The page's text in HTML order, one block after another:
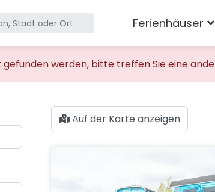
werden, bitte treffen Sie eine
Ferienhäuser
Auf der Karte anzeigen